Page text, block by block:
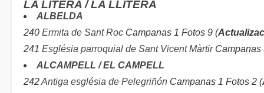
LA LITERA / LA LLITERA
ALBELDA
240 Ermita de Sant Roc Campanas 1 Fotos 9 (
241 Església parroquial de Sant Vicent MàrtirCampanas
ALCAMPELL / EL CAMPELL
242Antiga església de Pelegriñón Campanas 1 Fotos 2 (